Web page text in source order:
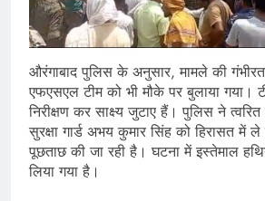
औरंगाबाद पुलिस के अनुसार, मामले की
एफएसएल टीम को भी मौके पर बुलाया गया।
निरीक्षण कर साक्ष्य जुटाए हैं। पुलिस ने त्वरित
सुरक्षा गार्ड अभय कुमार सिंह को हिरासत
पूछताछ की जा रही है। घटना में इस्तेमाल
लिया गया है।